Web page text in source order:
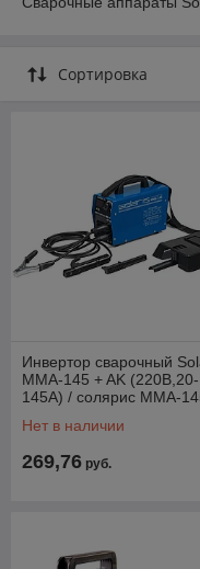
Сортировка
Инвертор сварочный
MMA-145 + AK (220В,20-
145А) / солярис MMA-
Нет в наличии
269,76 руб.